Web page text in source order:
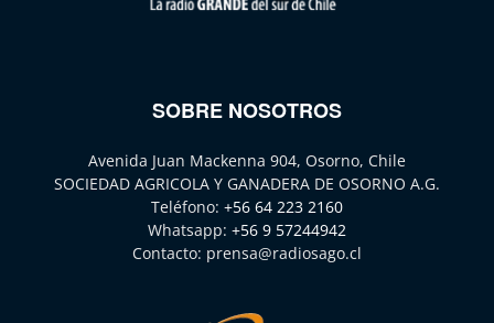
SOBRE NOSOTROS
Avenida Juan Mackenna 904, Osorno, Chile
SOCIEDAD AGRICOLA Y GANADERA DE OSORNO A.G.
Teléfono: +56 64 223 2160
Whatsapp: +56 9 57244942
Contacto: prensa@radiosago.cl